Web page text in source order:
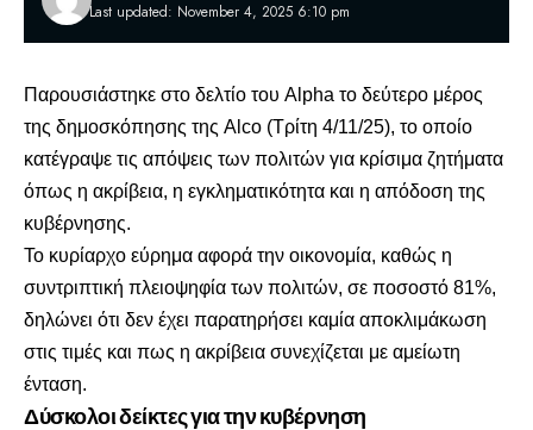
Last updated: November 4, 2025 6:10 pm
Παρουσιάστηκε στο δελτίο του Alpha το δεύτερο μέρος
της δημοσκόπησης της Alco (Τρίτη 4/11/25), το οποίο
κατέγραψε τις απόψεις των πολιτών για κρίσιμα ζητήματα
όπως η ακρίβεια, η εγκληματικότητα και η απόδοση της
κυβέρνησης.
Το κυρίαρχο εύρημα αφορά την οικονομία, καθώς η
συντριπτική πλειοψηφία των πολιτών, σε ποσοστό 81%,
δηλώνει ότι δεν έχει παρατηρήσει καμία αποκλιμάκωση
στις τιμές και πως η ακρίβεια συνεχίζεται με αμείωτη
ένταση.
Δύσκολοι δείκτες για την κυβέρνηση